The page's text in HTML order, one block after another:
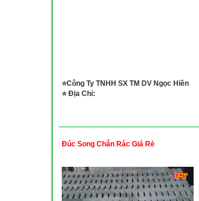
⭐Công Ty TNHH SX TM DV Ngọc Hiền
⭐ Địa Chỉ:
Đúc Song Chắn Rác Giá Rẻ